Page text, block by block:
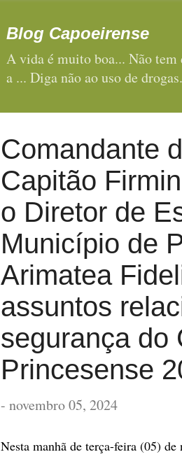
Blog Capoeirense
A vida é muito boa... Não
a ... Diga não ao uso de
Comandante
Capitão
o Diretor de
Município de
Arimatea
assuntos
segurança do
Princesense
- novembro 05, 2024
Nesta manhã de terça-feira (05)